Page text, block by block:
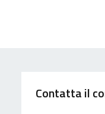
Contatta il